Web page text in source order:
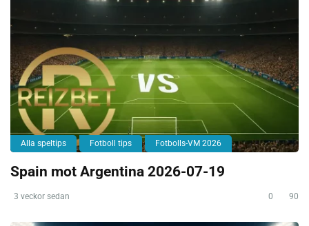
Alla speltips Fotboll tips Fotbolls-VM 2026
Spain mot Argentina 2026-07-19
3 veckor sedan 0 90